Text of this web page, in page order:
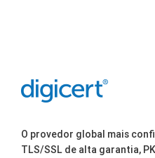
O provedor global mais
TLS/SSL de alta garantia,